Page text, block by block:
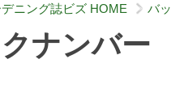
デニング誌ビズ HOME > バ
ナンバー